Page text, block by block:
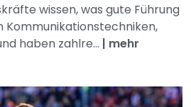
wissen, was gute Führung
Kommunikationstechniken,
haben zahlre... | mehr